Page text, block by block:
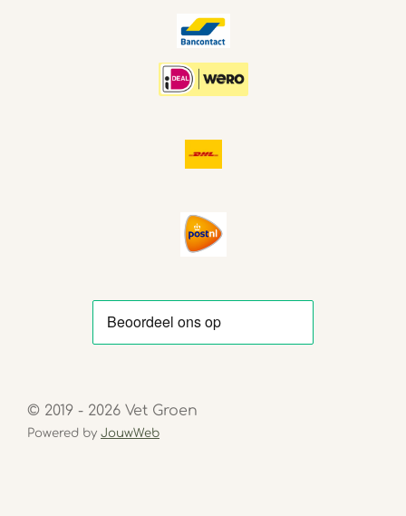
© 2019 - 2026 Vet Groen
Powered by JouwWeb